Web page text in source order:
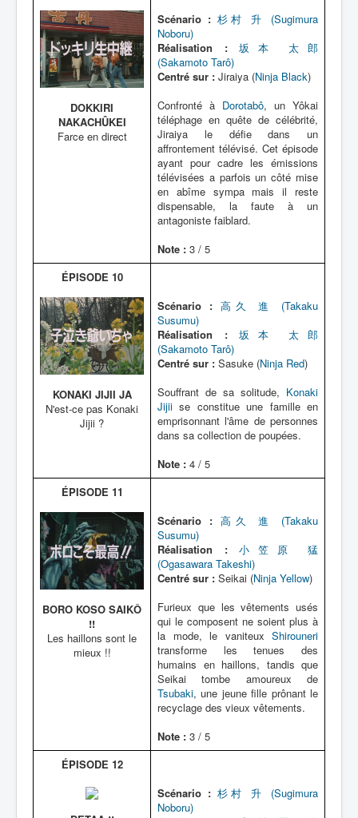
DOKKIRI
NAKACHÛKEI
Farce en direct
Scénario : 杉村 升 (Sugimura
Noboru)
Réalisation :
坂本 太郎
(Sakamoto Tarô)
Centré sur : Jiraiya (Ninja Black)
Confronté à Dorotabô, un Yôkai
téléphage en quête de célébrité,
Jiraiya le défie dans un
affrontement télévisé. Cet épisode
ayant pour cadre les émissions
télévisées a parfois un côté mise
en abîme sympa mais il reste
dispensable, la faute à un
antagoniste faiblard.
Note : 3 / 5
ÉPISODE 10
KONAKI JIJII JA
N'est-ce pas Konaki
Jijii ?
Scénario : 高久 進 (Takaku
Susumu)
Réalisation :
坂本 太郎
(Sakamoto Tarô)
Centré sur : Sasuke (Ninja Red)
Souffrant de sa solitude, Konaki
Jijii se constitue une famille en
emprisonnant l'âme de personnes
dans sa collection de poupées.
Note : 4 / 5
ÉPISODE 11
BORO KOSO SAIKÔ
!!
Les haillons sont le
mieux !!
Scénario : 高久 進 (Takaku
Susumu)
Réalisation :
小笠原 猛
(Ogasawara Takeshi)
Centré sur : Seikai (Ninja Yellow)
Furieux que les vêtements usés
qui le composent ne soient plus à
la mode, le vaniteux Shirouneri
transforme les tenues des
humains en haillons, tandis que
Seikai tombe amoureux de
Tsubaki, une jeune fille prônant le
recyclage des vieux vêtements.
Note : 3 / 5
ÉPISODE 12
Scénario : 杉村 升 (Sugimura
Noboru)